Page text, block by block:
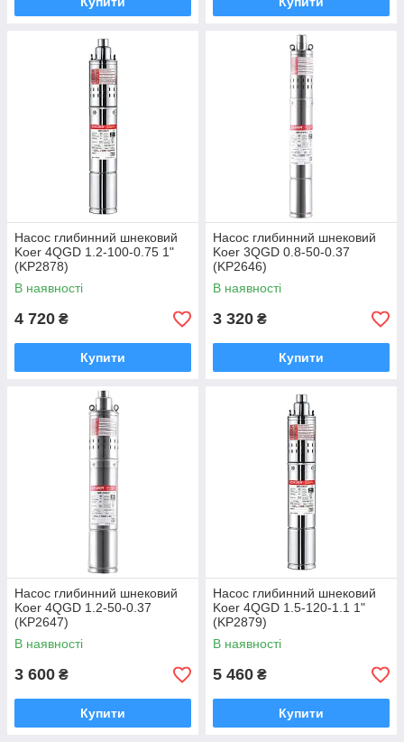
Насос глибинний шнековий
Koer 4QGD 1.2-100-0.75 1"
(KP2878)
В наявності
4 720 ₴
Купити
Насос глибинний шнековий
Koer 3QGD 0.8-50-0.37
(KP2646)
В наявності
3 320 ₴
Купити
Насос глибинний шнековий
Koer 4QGD 1.2-50-0.37
(KP2647)
В наявності
3 600 ₴
Купити
Насос глибинний шнековий
Koer 4QGD 1.5-120-1.1 1"
(KP2879)
В наявності
5 460 ₴
Купити